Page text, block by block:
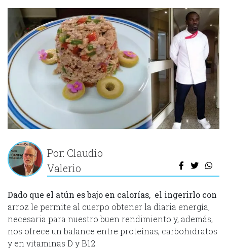
Por: Claudio
Valerio
Dado que el atún es bajo en calorías, el ingerirlo con
arroz le permite al cuerpo obtener la diaria energía,
necesaria para nuestro buen rendimiento y, además,
nos ofrece un balance entre proteínas, carbohidratos
y en vitaminas D y B12.